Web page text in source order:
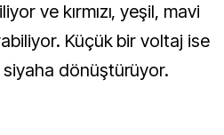
ve kırmızı, yeşil, mavi
Küçük bir voltaj ise
siyaha dönüştürüyor.